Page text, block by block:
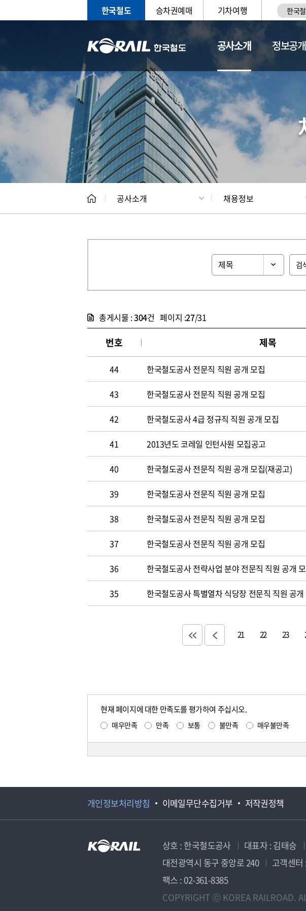
한국철도 승차권예매 기차여행 한국
공사소개
CEO 일반현황
정보공개
공사소개 채용정보
총게시물 :304건 페이지 :27/31
번호 제목
44 한국철도공사 전문직 직원 공개 모집
43 한국철도공사 전문직 직원 공개 모집
42 한국철도공사 4급 정규직 직원 공개 모집
41 2013년도 코레일 인턴사원 모집공고
40 한국철도공사 전문직 직원 공개 모집(재공고)
39 한국철도공사 전문직 직원 공개 모집
38 한국철도공사 전문직 직원 공개 모집
37 한국철도공사 전문직 직원 공개 모집
36 한국철도공사 전략사업 분야 전문직 직원 공개
35 한국철도공사 특별열차 식당장 전문직 직원 공개
21 22 23
현재 페이지에 대한 만족도를 평가하여 주십시오.
매우만족 만족 보통 불만족 매우불만족
개인정보처리방침 이메일무단수집거부 저작권정책
상호 : 한국철도공사 대표자 : 김태승
대전광역시 동구 중앙로 240
고객센
팩스 : 02-361-8385
COPYRIGHT ⓒ KOREA RAILROAD.